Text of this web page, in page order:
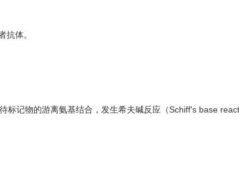
抗体。
记物的游离氨基结合，发生希夫碱反应（Schiff's base